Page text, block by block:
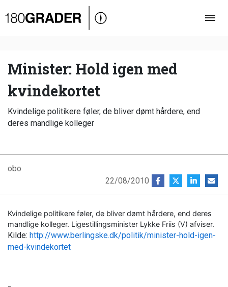
Oversigt
Debat
Video
Podcast
Minister: Hold igen med
kvindekortet
Kvindelige politikere føler, de bliver dømt hårdere, end
deres mandlige kolleger
obo
22/08/2010
Kvindelige politikere føler, de bliver dømt hårdere, end deres
mandlige kolleger. Ligestillingsminister Lykke Friis (V) afviser.
Kilde: http://www.berlingske.dk/politik/minister-hold-igen-
med-kvindekortet